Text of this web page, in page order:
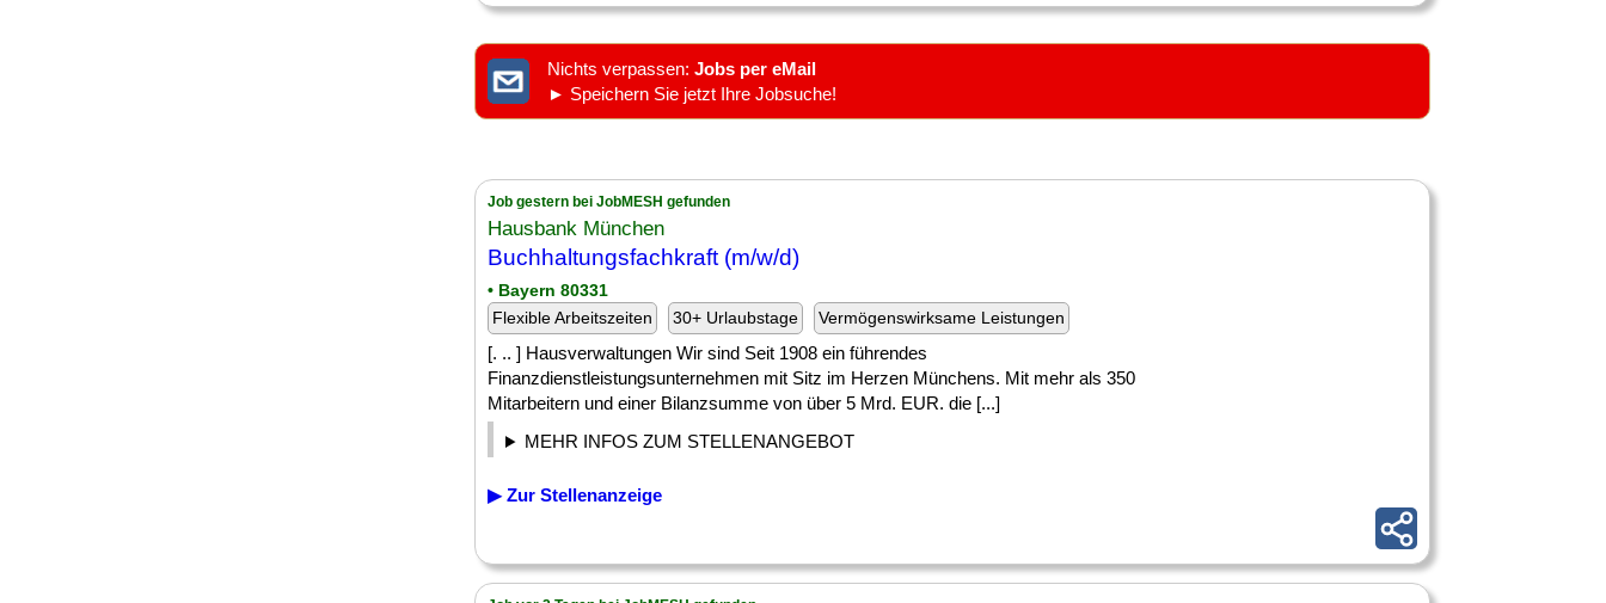
Nichts verpassen: Jobs per eMail
► Speichern Sie jetzt Ihre Jobsuche!
Job gestern bei JobMESH gefunden
Hausbank München
Buchhaltungsfachkraft (m/w/d)
• Bayern 80331
Flexible Arbeitszeiten
30+ Urlaubstage Vermögenswirksame Leistungen
[. .. ] Hausverwaltungen Wir sind Seit 1908 ein führendes
Finanzdienstleistungsunternehmen mit Sitz im Herzen Münchens. Mit mehr als 350
Mitarbeitern und einer Bilanzsumme von über 5 Mrd. EUR. die [...]
MEHR INFOS ZUM STELLENANGEBOT
▶ Zur Stellenanzeige